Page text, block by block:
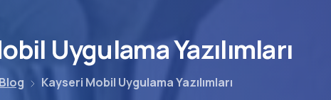
UygulamaYazılımları
Blog Kayseri Mobil Uygulama Yazılımları